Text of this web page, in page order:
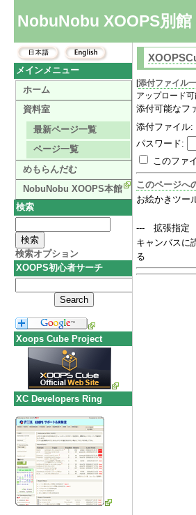
NobuNobu XOOPS別館
[添付ファイル
アップロード
添付可能なフ
添付ファイル:
パスワード:
このファ
このページへ
お絵かきツー
--- 拡張指定
キャンバスに
る
メインメニュー
ホーム
資料室
最新ページ一覧
ページ一覧
めもらんだむ
NobuNobu XOOPS本館
検索
検索オプション
XOOPS初心者サーチ
Xoops Cube Project
XC Developers Ring